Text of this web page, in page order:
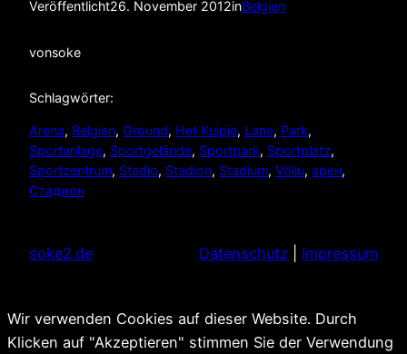
Veröffentlicht26. November 2012inBelgien
vonsoke
Schlagwörter:
Arena, Belgien, Ground, Het Kuipje, Lane, Park
Sportanlage, Sportgelände, Sportpark, Sportplatz
Sportzentrum, Stadio, Stadion, Stadium, Völlu, арен
Стадион
soke2.de Datenschutz Impressum
Wir verwenden Cookies auf dieser Website. Durch
Klicken auf "Akzeptieren" stimmen Sie der Verwendung